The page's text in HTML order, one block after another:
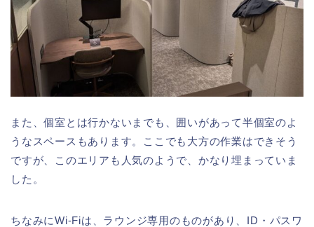
また、個室とは行かないまでも、囲いがあって半個室のよ
うなスペースもあります。ここでも大方の作業はできそう
ですが、このエリアも人気のようで、かなり埋まっていま
した。
ちなみにWi-Fiは、ラウンジ専用のものがあり、ID・パスワ